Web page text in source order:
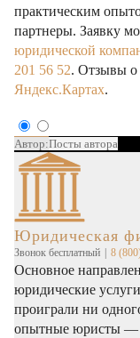
практическим
партнеры. Заявку
юридической
201 56 52. Отзывы о
Яндекс.Картах.
Автор:Посты автора
Юридическая
Звонок бесплатный 8
Основное
юридические
проиграли ни
опытные юристы —